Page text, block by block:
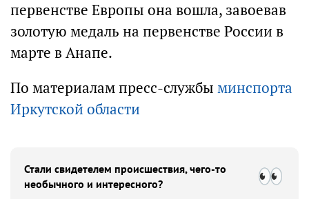
первенстве Европы она вошла, завоевав
золотую медаль на первенстве России в
марте в Анапе.
По материалам пресс-службы минспорта
Иркутской области
Стали свидетелем происшествия, чего-то
необычного и интересного?